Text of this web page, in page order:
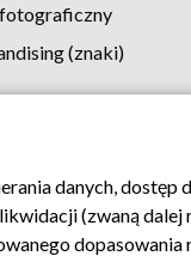
(znaki)
Kontakt
danych, dostęp
(zwaną dalej